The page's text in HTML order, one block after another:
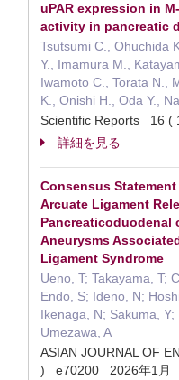
uPAR expression in
activity in pancreatic
Tsutsumi C., Ohuchida
Y., Imamura M.,
Iwamoto C., Torata N.,
K., Onishi H., Oda Y.,
Scientific Reports 16 (
詳細を見る
Consensus
Arcuate Ligament
Pancreaticoduodenal
Aneurysms
Ligament Syndrome
Ueno, T; Takayama, T;
Endo, S; Ideno, N;
Ikenaga, N; Sakuma,
Umezawa, A
ASIAN JOURNAL OF
) e70200 2026年1月